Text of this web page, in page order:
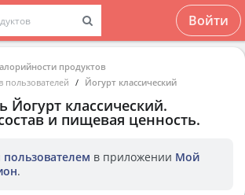
Войти
продуктов
пользователей
Йогурт классический
Йогурт классический.
и пищевая ценность.
пользователем в приложении Мой
.